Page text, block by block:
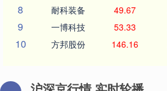
8 耐科装备 49.67
9 一博科技 53.33
10 方邦股份 146.16